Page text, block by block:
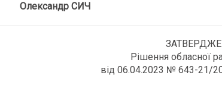
СИЧ
Рішення обласної
від 06.04.2023 № 643-21/